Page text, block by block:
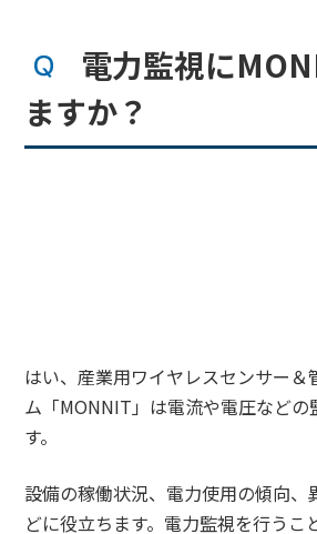
電力監視に
ますか？
はい、産業用ワイヤレスセンサー＆
ム「MONNIT」は電流や電圧などの
す。
設備の稼働状況、電力使用の傾向、
どに役立ちます。電力監視を行うこ